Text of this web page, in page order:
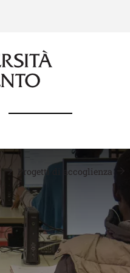
Progetti di accoglienza